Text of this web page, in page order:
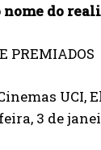
nome do
PREMIADOS
UCI,
3 de